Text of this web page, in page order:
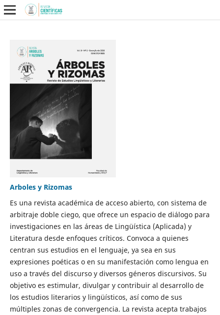
Arboles y Rizomas
Es una revista académica de acceso abierto, con sistema de
arbitraje doble ciego, que ofrece un espacio de diálogo para
investigaciones en las áreas de Lingüística (Aplicada) y
Literatura desde enfoques críticos. Convoca a quienes
centran sus estudios en el lenguaje, ya sea en sus
expresiones poéticas o en su manifestación como lengua en
uso a través del discurso y diversos géneros discursivos. Su
objetivo es estimular, divulgar y contribuir al desarrollo de
los estudios literarios y lingüísticos, así como de sus
múltiples zonas de convergencia. La revista acepta trabajos